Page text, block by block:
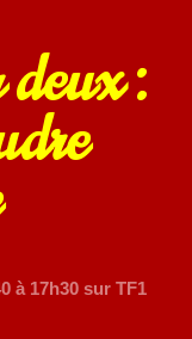
:
à 17h30 sur TF1